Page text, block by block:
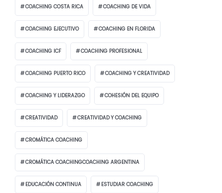
COACHING COSTA RICA COACHING DE VIDA
COACHING EJECUTIVO COACHING EN FLORIDA
COACHING ICF COACHING PROFESIONAL
COACHING PUERTO RICO COACHING Y CREATIVIDAD
COACHING Y LIDERAZGO COHESIÓN DEL EQUIPO
CREATIVIDAD CREATIVIDAD Y COACHING
CROMÁTICA COACHING
CROMÁTICA COACHINGCOACHING ARGENTINA
EDUCACIÓN CONTINUA ESTUDIAR COACHING